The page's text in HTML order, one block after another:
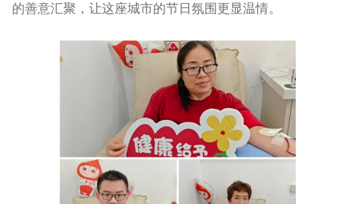
的善意汇聚，让这座城市的节日氛围更显温情。